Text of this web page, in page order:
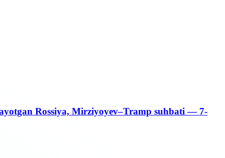
Rossiya, Mirziyoyev–Tramp suhbati — 7-